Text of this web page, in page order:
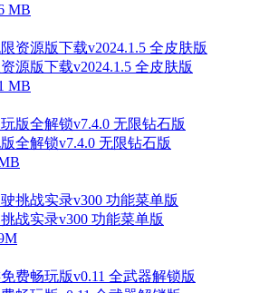
MB
源版下载v2024.1.5 全皮肤版
MB
全解锁v7.4.0 无限钻石版
战实录v300 功能菜单版